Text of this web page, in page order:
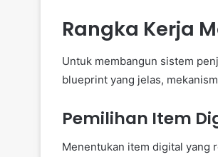
Rangka Kerja
Untuk membangun sistem
blueprint yang jelas,
Pemilihan Item
Menentukan item digital yang